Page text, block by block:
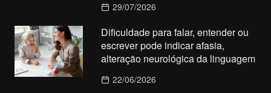
29/07/2026
Dificuldade para falar, entender ou
escrever pode indicar afasia,
alteração neurológica da linguagem
22/06/2026